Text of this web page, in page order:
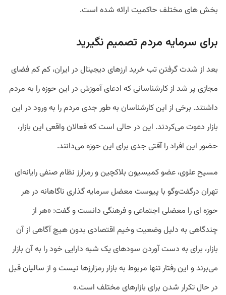
بخش های مختلف حاکمیت ارائه شده است.
برای سرمایه مردم تصمیم نگیرید
بعد از شدت گرفتن تب خرید ارزهای دیجیتال در ایران، کم کم فضای
مجازی پر شد از کارشناسانی که ادعای آموزش در این حوزه را به مردم
داشتند. برخی از این کارشناسان به طور جدی مردم را به ورود در این
بازار دعوت می‌کردند. این در حالی است که فعالان واقعی این بازار،
حضور این افراد را آفتی جدی برای این حوزه می‌دانند.
مسیح علوی، عضو کمیسیون بلاکچین و رمزارز نظام صنفی رایانه‌ای
تهران درگفت‌وگو با پیوست معضل سرمایه گذاری ناگاهانه در هر
حوزه ای‌ را معضلی اجتماعی و فرهنگی دانست و گفت: «هر از
چندگاهی به دلیل وضعیت وخیم اقتصادی بدون هیچ آگاهی از آن
بازار، برای به دست آوردن سودهای یک شبه دارایی خود را به آن بازار
می‌برند و این رفتار تنها مربوط به بازار رمزارزها نیست و از سالیان قبل
در حال تکرار شدن برای بازارهای مختلف است.»